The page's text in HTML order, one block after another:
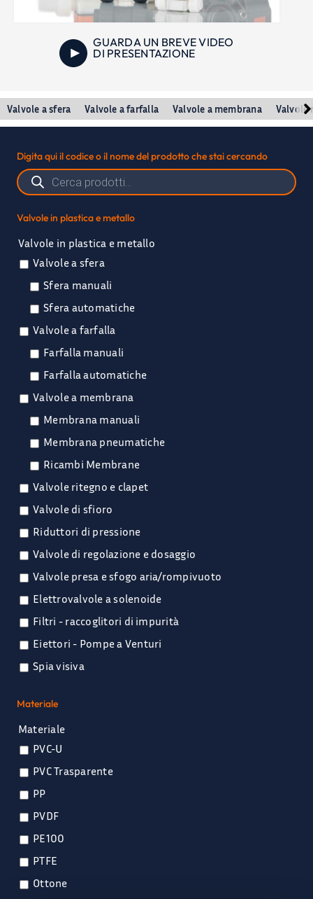
GUARDA UN BREVE VIDEO
DI PRESENTAZIONE
Valvole a sfera Valvole a farfalla Valvole a membrana Valvole
Digita qui il codice o il nome del prodotto che stai cercando
Ricerca
prodotti
Valvole in plastica e metallo
Valvole in plastica e metallo
Valvole a sfera
Sfera manuali
Sfera automatiche
Valvole a farfalla
Farfalla manuali
Farfalla automatiche
Valvole a membrana
Membrana manuali
Membrana pneumatiche
Ricambi Membrane
Valvole ritegno e clapet
Valvole di sfioro
Riduttori di pressione
Valvole di regolazione e dosaggio
Valvole presa e sfogo aria/rompivuoto
Elettrovalvole a solenoide
Filtri - raccoglitori di impurità
Eiettori - Pompe a Venturi
Spia visiva
Materiale
Materiale
PVC-U
PVC Trasparente
PP
PVDF
PE100
PTFE
Ottone